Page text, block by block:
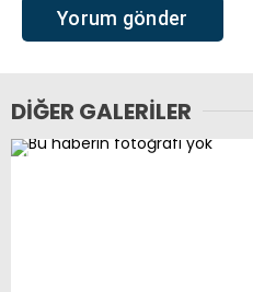
DIĞER GALERILER